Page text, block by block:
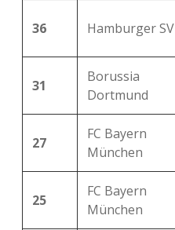
36 Hamburger SV
31
Borussia
Dortmund
27
FC Bayern
München
25
FC Bayern
München